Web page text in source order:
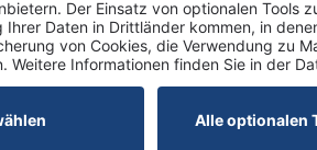
Podcast REZEPTfrei